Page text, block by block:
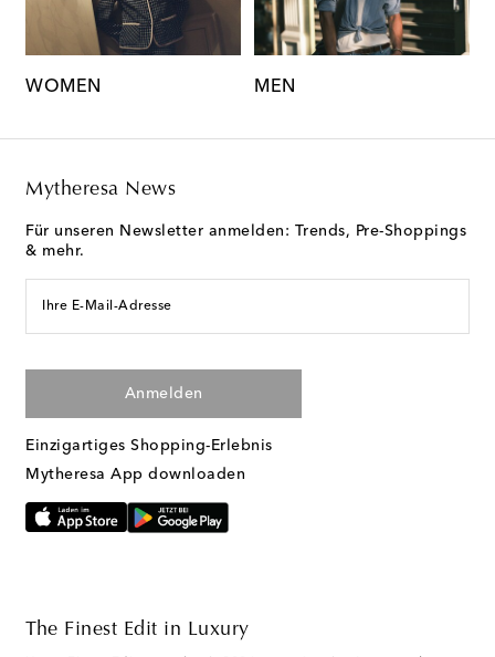
WOMEN MEN
Mytheresa News
Für unseren Newsletter anmelden: Trends, Pre-Shoppings
& mehr.
Ihre E-Mail-Adresse
Anmelden
Einzigartiges Shopping-Erlebnis
Mytheresa App downloaden
The Finest Edit in Luxury